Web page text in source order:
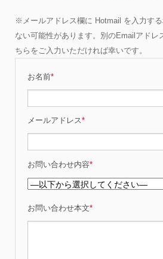
※メールアドレス欄に Hotmail を入力す
ない可能性があります。別のEmailアドレ
ちらをご入力いただければ幸いです。
お名前*
メールアドレス*
お問い合わせ内容*
お問い合わせ本文*